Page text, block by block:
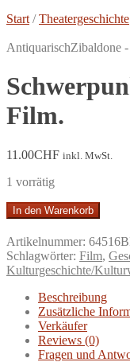
Start /Theatergeschichte
AntiquarischZibaldone -
Film.
11.00CHF inkl. MwSt.
1 vorrätig
Schwerpunkt:
Theater
und
Film.
Menge
In den Warenkorb
Artikelnummer:
Schlagwörter: Film,
Kulturgeschichte/
Beschreibung
Zusätzliche
Verkäufer
Reviews (0)
Fragen und